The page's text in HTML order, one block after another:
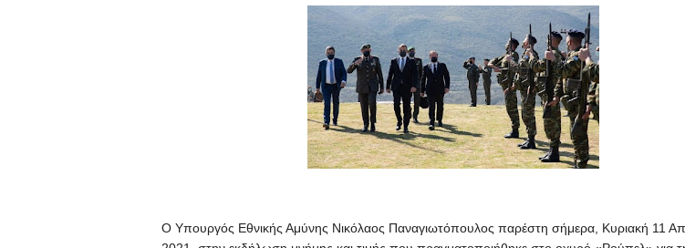
Ο Υπουργός Εθνικής Αμύνης Νικόλαος Παναγιωτόπουλος παρέστη σήμερα, Κυριακή 11